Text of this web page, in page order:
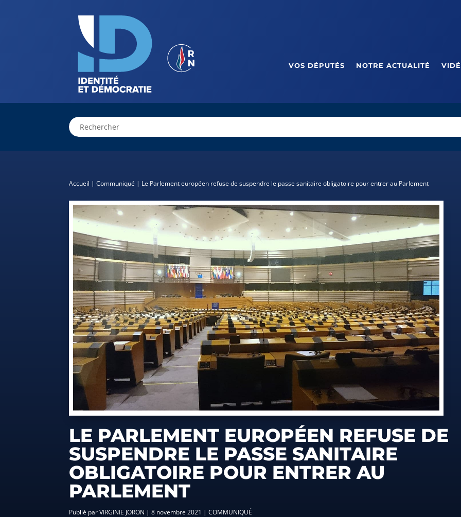
VOS DÉPUTÉS NOTRE ACTUALITÉ
Accueil |Communiqué | Le Parlement européen refuse de suspendre le passe sanitaire obligatoire pour entrer au Parlement
LE PARLEMENT EUROPÉEN REFUSE DE
SUSPENDRE LE PASSE SANITAIRE
OBLIGATOIRE POUR ENTRER AU
PARLEMENT
parVIRGINIE JORON |8 novembre 2021 |COMMUNIQUÉ